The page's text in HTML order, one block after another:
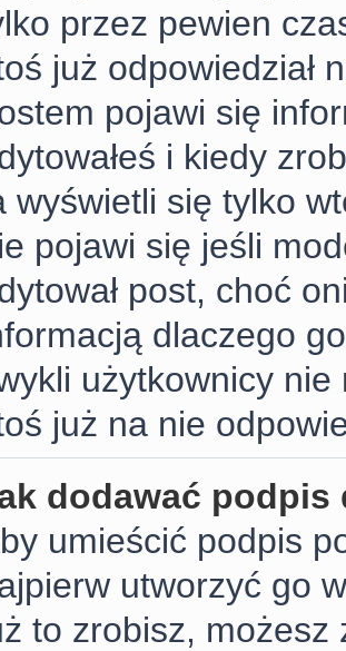
przez pewien
już odpowiedział
pojawi się
i kiedy
wyświetli się tylko
pojawi się jeśli
post, choć
dlaczego
użytkownicy
już na nie
dodawać
umieścić podpis
utworzyć go
to zrobisz,